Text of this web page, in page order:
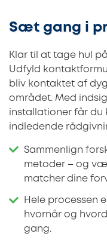
Sæt gang i
Klar til at tage hul
Udfyld
bliv kontaktet af
området. Med
installationer får du
indledende
Sammenlign
metoder – og
matcher dine
Hele processen
hvornår og
gang.